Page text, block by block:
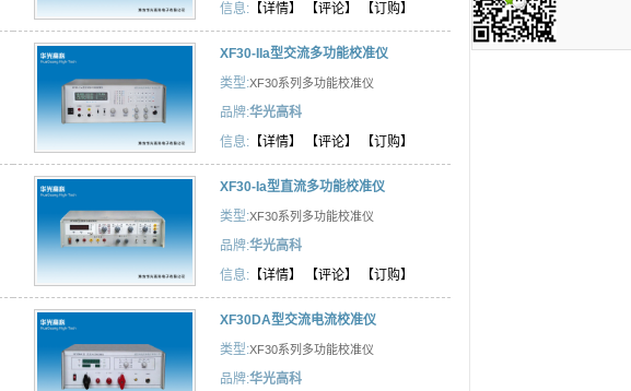
信息: 【详情】 【评论】 【订购】
XF30-IIa型交流多功能校准仪
类型:XF30系列多功能校准仪
品牌:华光高科
信息: 【详情】 【评论】 【订购】
XF30-Ia型直流多功能校准仪
类型:XF30系列多功能校准仪
品牌:华光高科
信息: 【详情】 【评论】 【订购】
XF30DA型交流电流校准仪
类型:XF30系列多功能校准仪
品牌:华光高科